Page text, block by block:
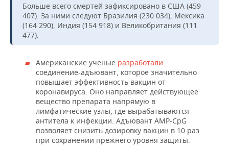
Больше всего смертей зафиксировано в США (459
407). За ними следуют Бразилия (230 034), Мексика
(164 290), Индия (154 918) и Великобритания (111
477).
Американские ученые разработали
соединение-адъювант, которое значительно
повышает эффективность вакцин от
коронавируса. Оно направляет действующее
вещество препарата напрямую в
лимфатические узлы, где вырабатываются
антитела к инфекции. Адъювант AMP-CpG
позволяет снизить дозировку вакцин в 10 раз
при сохранении прежнего уровня защиты.